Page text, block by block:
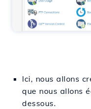
Ici, nous allons
que nous allons
dessous.